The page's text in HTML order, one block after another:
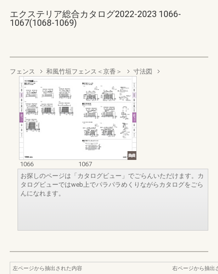
エクステリア総合カタログ2022-2023 1066-
1067(1068-1069)
フェンス 和風竹垣フェンス＜京香＞ 寸法図
1066
1067
お探しのページは「カタログビュー」でごらんいただけます。カ
タログビューではweb上でパラパラめくりながらカタログをごら
んになれます。
左ページから抽出された内容
右ページから抽出